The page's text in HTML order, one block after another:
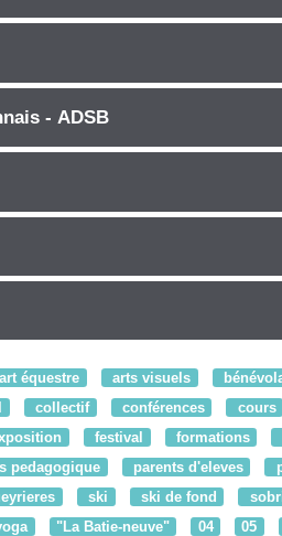
- ADSB
art équestre arts visuels
collectif conférences cours
festival formations
pedagogique parents d'eleves
ski ski de fond
"La Batie-neuve" 04 05